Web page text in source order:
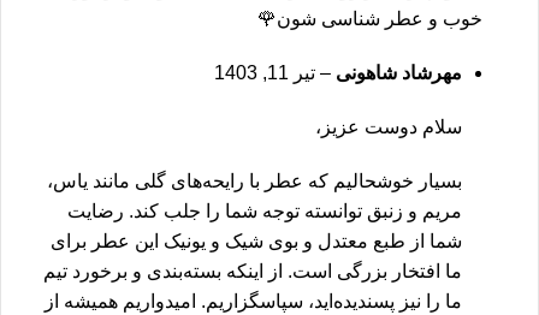
خوب و عطر شناسی شون🌹
مهرشاد شاهونی – تیر 11, 1403
سلام دوست عزیز،
بسیار خوشحالیم که عطر با رایحه‌های گلی مانند یاس،
مریم و زنبق توانسته توجه شما را جلب کند. رضایت
شما از طبع معتدل و بوی شیک و یونیک این عطر برای
ما افتخار بزرگی است. از اینکه بسته‌بندی و برخورد تیم
ما را نیز پسندیده‌اید، سپاسگزاریم. امیدواریم همیشه از